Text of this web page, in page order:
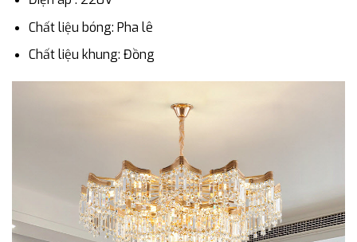
Chất liệu bóng: Pha lê
Chất liệu khung: Đồng